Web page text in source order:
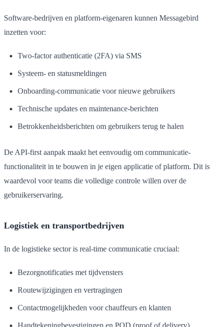
Software-bedrijven en platform-eigenaren kunnen Messagebird
inzetten voor:
Two-factor authenticatie (2FA) via SMS
Systeem- en statusmeldingen
Onboarding-communicatie voor nieuwe gebruikers
Technische updates en maintenance-berichten
Betrokkenheidsberichten om gebruikers terug te halen
De API-first aanpak maakt het eenvoudig om communicatie-
functionaliteit in te bouwen in je eigen applicatie of platform. Dit is
waardevol voor teams die volledige controle willen over de
gebruikerservaring.
Logistiek en transportbedrijven
In de logistieke sector is real-time communicatie cruciaal:
Bezorgnotificaties met tijdvensters
Routewijzigingen en vertragingen
Contactmogelijkheden voor chauffeurs en klanten
Handtekeningbevestigingen en POD (proof of delivery)